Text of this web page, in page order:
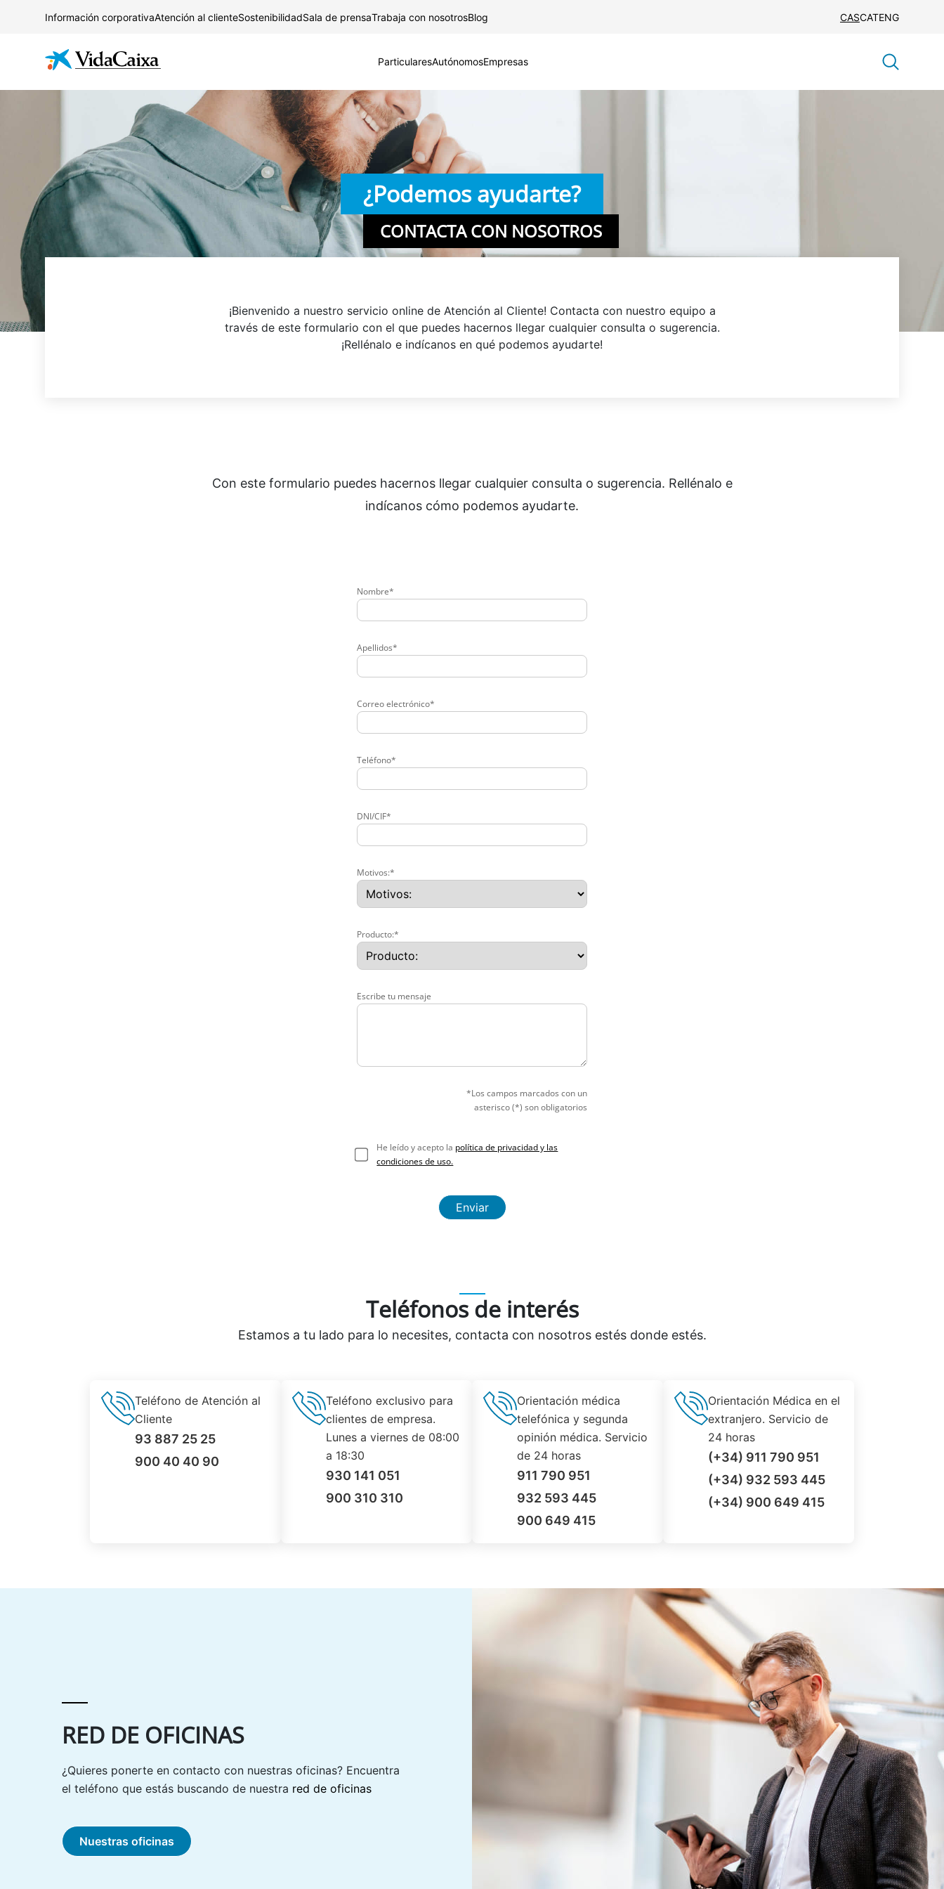
Saltar al contenido principal
Información corporativaAtención al clienteSostenibilidadSala de prensaTrabaja con nosotrosBlog CASCATENG
ParticularesAutónomosEmpresas
¿Podemos ayudarte?
CONTACTA CON NOSOTROS
¡Bienvenido a nuestro servicio online de Atención al Cliente! Contacta con nuestro equipo a
través de este formulario con el que puedes hacernos llegar cualquier consulta o sugerencia.
¡Rellénalo e indícanos en qué podemos ayudarte!
Con este formulario puedes hacernos llegar cualquier consulta o sugerencia. Rellénalo e
indícanos cómo podemos ayudarte.
Nombre*
Apellidos*
Correo electrónico*
Teléfono*
DNI/CIF*
Motivos:*
Producto:*
Escribe tu mensaje
*Los campos marcados con un
asterisco (*) son obligatorios
He leído y acepto la política de privacidad y las
condiciones de uso.
Enviar
Teléfonos de interés
Estamos a tu lado para lo necesites, contacta con nosotros estés donde estés.
Teléfono de Atención al
Cliente
93 887 25 25
900 40 40 90
Teléfono exclusivo para
clientes de empresa.
Lunes a viernes de 08:00
a 18:30
930 141 051
900 310 310
Orientación médica
telefónica y segunda
opinión médica. Servicio
de 24 horas
911 790 951
932 593 445
900 649 415
Orientación Médica en el
extranjero. Servicio de
24 horas
(+34) 911 790 951
(+34) 932 593 445
(+34) 900 649 415
RED DE OFICINAS
¿Quieres ponerte en contacto con nuestras oficinas? Encuentra
el teléfono que estás buscando de nuestra red de oficinas
Nuestras oficinas